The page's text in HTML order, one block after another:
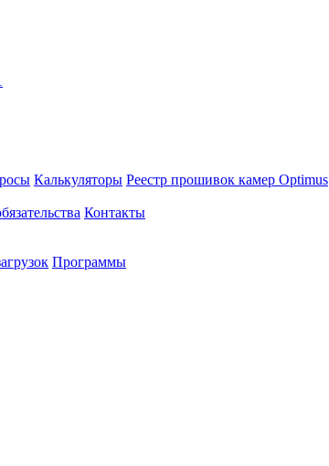
Калькуляторы Реестр прошивок камер Optimus
Контакты
Программы